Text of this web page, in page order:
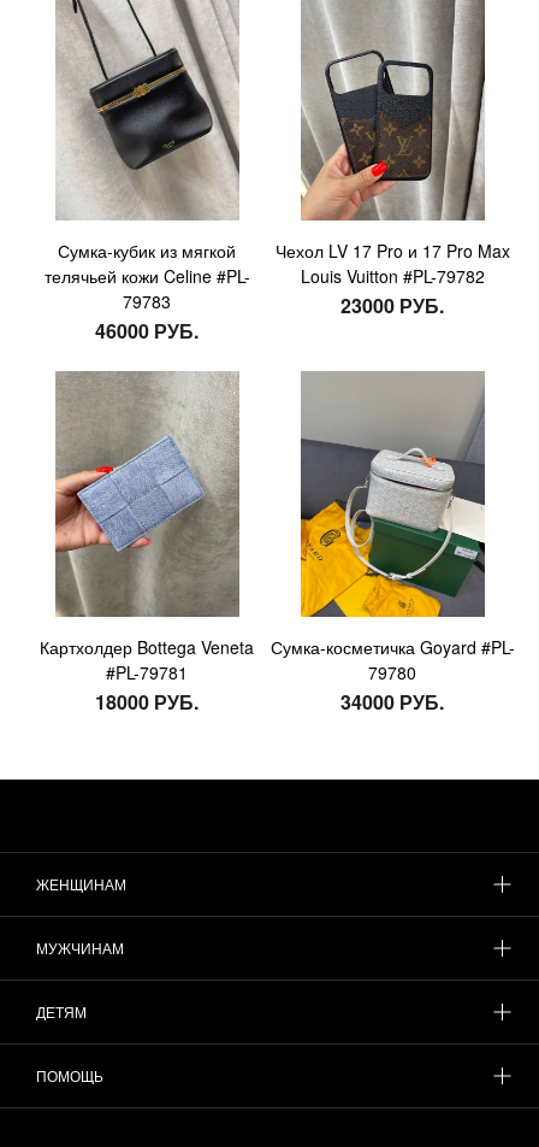
Сумка-кубик из мягкой
телячьей кожи Celine #PL-
79783
46000 РУБ.
Чехол LV 17 Pro и 17 Pro Max
Louis Vuitton #PL-79782
23000 РУБ.
Картхолдер Bottega Veneta
#PL-79781
18000 РУБ.
Сумка-косметичка Goyard #PL-
79780
34000 РУБ.
ЖЕНЩИНАМ
МУЖЧИНАМ
ДЕТЯМ
ПОМОЩЬ